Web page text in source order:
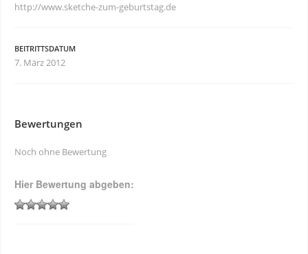
http://www.sketche-zum-geburtstag.de
BEITRITTSDATUM
7. März 2012
Bewertungen
Noch ohne Bewertung
Hier Bewertung abgeben: